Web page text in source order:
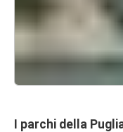
I parchi della